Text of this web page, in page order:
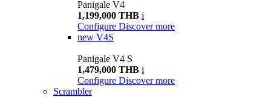
Panigale V4
1,199,000 THB i
Configure Discover more
new V4S
Panigale V4 S
1,479,000 THB i
Configure Discover more
Scrambler